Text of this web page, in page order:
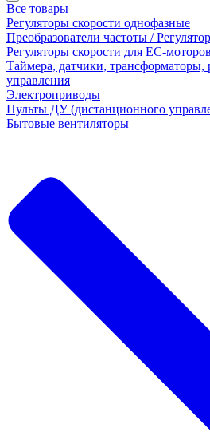
Все товары
Регуляторы скорости однофазные
Преобразователи частоты /
Регуляторы скорости для ЕС-моторов
Таймера, датчики, трансформаторы,
управления
Электроприводы
Пульты ДУ (дистанционного
Бытовые вентиляторы